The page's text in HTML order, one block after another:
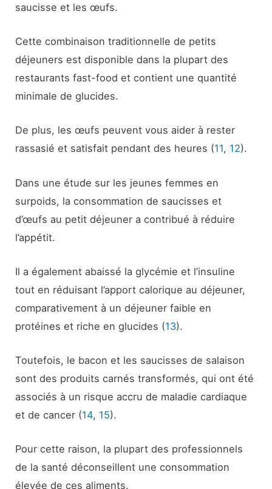
saucisse et les œufs.
Cette combinaison traditionnelle de petits
déjeuners est disponible dans la plupart des
restaurants fast-food et contient une quantité
minimale de glucides.
De plus, les œufs peuvent vous aider à rester
rassasié et satisfait pendant des heures (11, 12).
Dans une étude sur les jeunes femmes en
surpoids, la consommation de saucisses et
d’œufs au petit déjeuner a contribué à réduire
l’appétit.
Il a également abaissé la glycémie et l’insuline
tout en réduisant l’apport calorique au déjeuner,
comparativement à un déjeuner faible en
protéines et riche en glucides (13).
Toutefois, le bacon et les saucisses de salaison
sont des produits carnés transformés, qui ont été
associés à un risque accru de maladie cardiaque
et de cancer (14, 15).
Pour cette raison, la plupart des professionnels
de la santé déconseillent une consommation
élevée de ces aliments.